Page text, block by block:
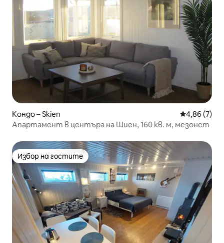
Кондо – Skien Средна
4,86 (7)
Апартамент в центъра на Шиен, 160 кв. м, мезонет
Избор на гостите
Избор на гостите